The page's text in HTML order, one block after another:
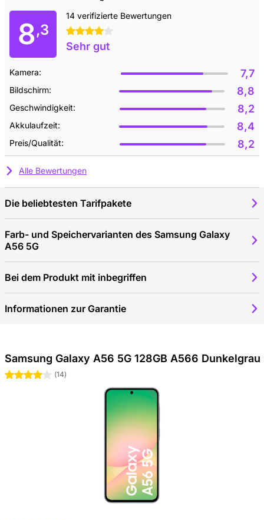
8,3
14 verifizierte Bewertungen
4 Sterne
Sehr gut
Kamera: 7,7
Bildschirm: 8,8
Geschwindigkeit: 8,2
Akkulaufzeit: 8,4
Preis/Qualität: 8,2
Alle Bewertungen
Die beliebtesten Tarifpakete
Farb- und Speichervarianten des Samsung Galaxy
A56 5G
Bei dem Produkt mit inbegriffen
Informationen zur Garantie
Samsung Galaxy A56 5G 128GB A566 Dunkelgrau
4 Sterne
(14)